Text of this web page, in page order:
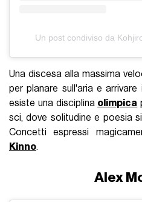
Un post condiviso da
Una discesa alla massima
per planare sull'aria e
esiste una disciplina olimpica
sci, dove solitudine e poesia
Concetti espressi
Kinno.
Alex